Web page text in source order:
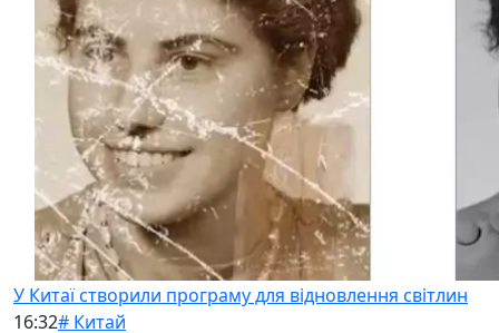
У Китаї створили програму для відновлення світлин
16:32# Китай